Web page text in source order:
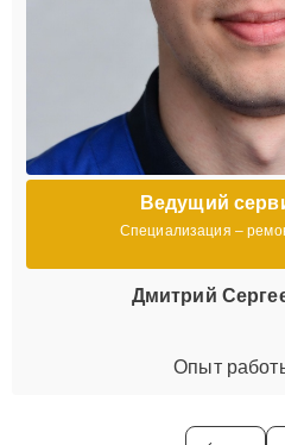
Ведущий
Специализация –
Дмитрий
Опыт